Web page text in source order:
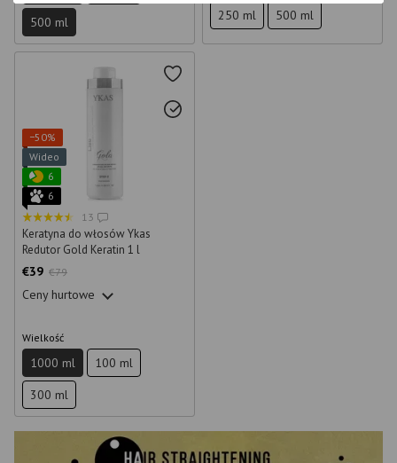
500 ml
250 ml
500 ml
−50%
Wideo
6
6
13
Keratyna do włosów Ykas
Redutor Gold Keratin 1 l
€39 €79
Ceny hurtowe
Wielkość
1000 ml
100 ml
300 ml